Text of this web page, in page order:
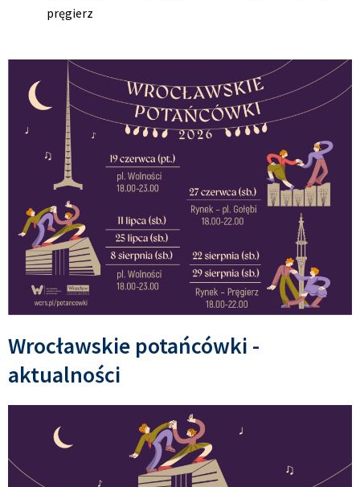
pręgierz
Wrocławskie potańcówki -
aktualności